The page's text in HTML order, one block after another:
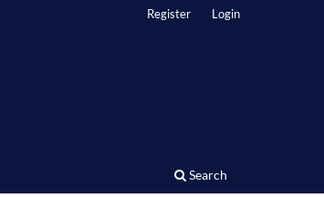
Search
Register Login